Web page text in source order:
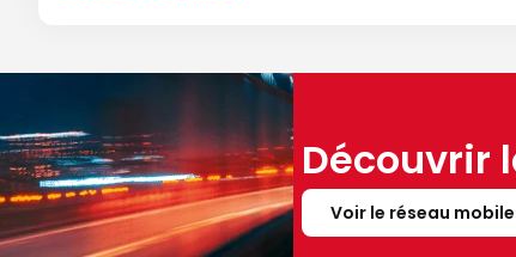
Découvrir
Voir le réseau mobile